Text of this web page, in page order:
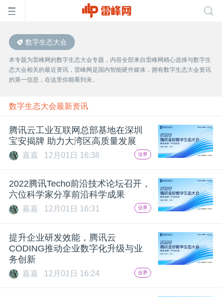
首
页
雷
峰
公
课
数字生态大会
本专题为雷峰网的数字生态大会专题，内容全部来自雷峰网精心选择与数字生
态大会相关的最近资讯，雷峰网是国内智能硬件媒体，拥有数字生态大会资讯
的第一信息，在这里你能看到未..
数字生态大会最新资讯
腾讯云工业互联网总部基地在深圳
宝安揭牌 助力大湾区高质量发展
嘉嘉 12月01日 16:38 业界
2022腾讯Techo前沿技术论坛召开，
六位科学家分享前沿科学成果
嘉嘉 12月01日 16:31 业界
提升企业研发效能，腾讯云
CODING推动企业数字化升级与业
务创新
嘉嘉 12月01日 16:24 业界